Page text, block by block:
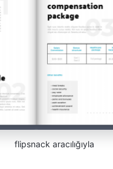
flipsnack aracılığıyla